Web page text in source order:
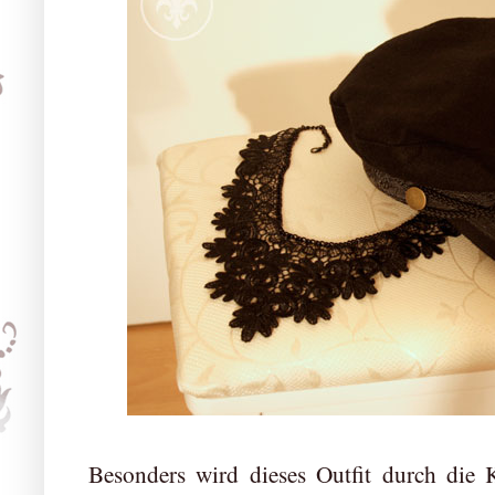
Besonders wird dieses Outfit durch die